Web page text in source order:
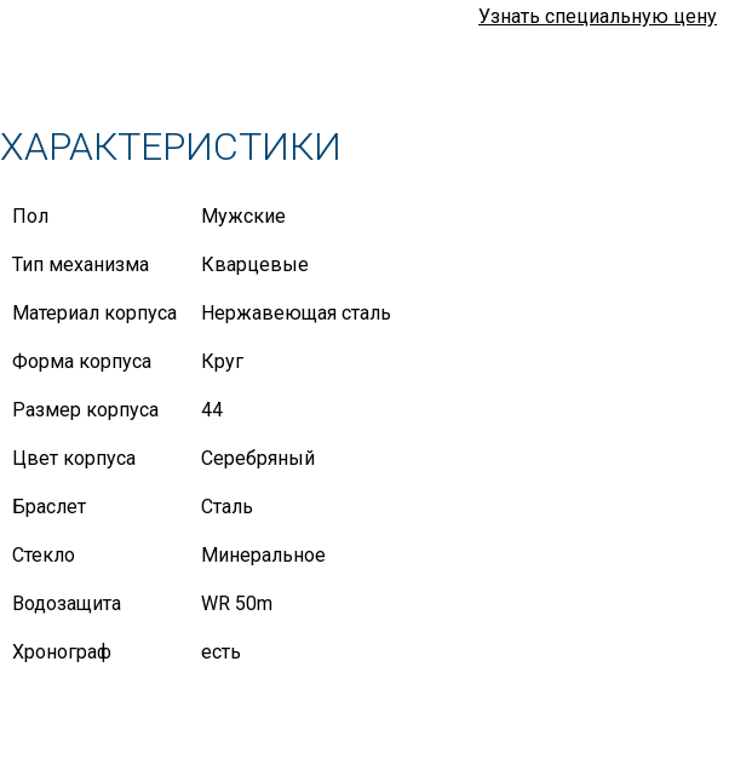
Узнать специальную цену
ХАРАКТЕРИСТИКИ
Пол Мужские
Тип механизма Кварцевые
Материал корпуса Нержавеющая сталь
Форма корпуса Круг
Размер корпуса 44
Цвет корпуса Серебряный
Браслет Сталь
Стекло Минеральное
Водозащита WR 50m
Хронограф есть